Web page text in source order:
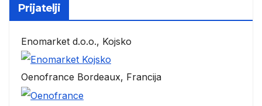
Prijatelji
Enomarket d.o.o., Kojsko
Oenofrance Bordeaux, Francija